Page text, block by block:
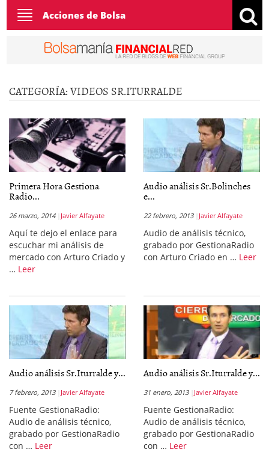
Toggle
navigation
Acciones de Bolsa
CATEGORÍA:VIDEOS SR.ITURRALDE
Primera Hora Gestiona
Radio...
26 marzo, 2014 Javier Alfayate
Aquí te dejo el enlace para
escuchar mi análisis de
mercado con Arturo Criado y
… Leer
Audio análisis Sr.Bolinches
e...
22 febrero, 2013 Javier Alfayate
Audio de análisis técnico,
grabado por GestionaRadio
con Arturo Criado en … Leer
Audio análisis Sr.Iturralde y...
7 febrero, 2013 Javier Alfayate
Fuente GestionaRadio:
Audio de análisis técnico,
grabado por GestionaRadio
con … Leer
Audio análisis Sr.Iturralde y...
31 enero, 2013 Javier Alfayate
Fuente GestionaRadio:
Audio de análisis técnico,
grabado por GestionaRadio
con … Leer